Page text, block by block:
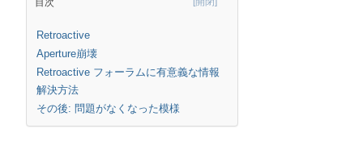
目次
Retroactive
Aperture崩壊
Retroactive フォーラムに有意義な情報
解決方法
その後: 問題がなくなった模様